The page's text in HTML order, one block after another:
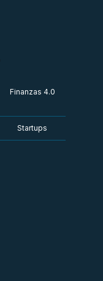
Finanzas 4.0
Startups